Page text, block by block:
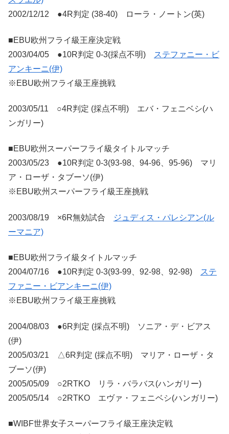
2002/12/12 ●4R判定 (38-40) ローラ・ノートン(英)
■EBU欧州フライ級王座決定戦
2003/04/05 ●10R判定 0-3(採点不明)
ステファニー・ビ
アンキーニ(伊)
※EBU欧州フライ級王座挑戦
2003/05/11 ○4R判定 (採点不明) エバ・フェニベシ(ハ
ンガリー)
■EBU欧州スーパーフライ級タイトルマッチ
2003/05/23 ●10R判定 0-3(93-98、94-96、95-96) マリ
ア・ローザ・タブーソ(伊)
※EBU欧州スーパーフライ級王座挑戦
2003/08/19 ×6R無効試合
ジュディス・パレシアン(ル
ーマニア)
■EBU欧州フライ級タイトルマッチ
2004/07/16 ●10R判定 0-3(93-99、92-98、92-98)
ステ
ファニー・ビアンキーニ(伊)
※EBU欧州フライ級王座挑戦
2004/08/03 ●6R判定 (採点不明) ソニア・デ・ビアス
(伊)
2005/03/21 △6R判定 (採点不明) マリア・ローザ・タ
ブーソ(伊)
2005/05/09 ○2RTKO リラ・バラバス(ハンガリー)
2005/05/14 ○2RTKO エヴァ・フェニベシ(ハンガリー)
■WIBF世界女子スーパーフライ級王座決定戦